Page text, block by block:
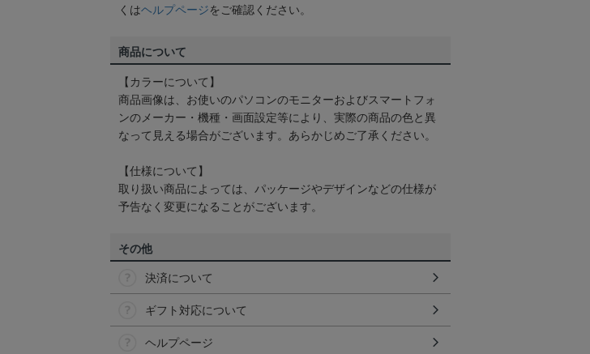
くはヘルプページをご確認ください。
商品について
【カラーについて】
商品画像は、お使いのパソコンのモニターおよびスマートフォ
ンのメーカー・機種・画面設定等により、実際の商品の色と異
なって見える場合がございます。あらかじめご了承ください。
【仕様について】
取り扱い商品によっては、パッケージやデザインなどの仕様が
予告なく変更になることがございます。
その他
決済について
ギフト対応について
ヘルプページ